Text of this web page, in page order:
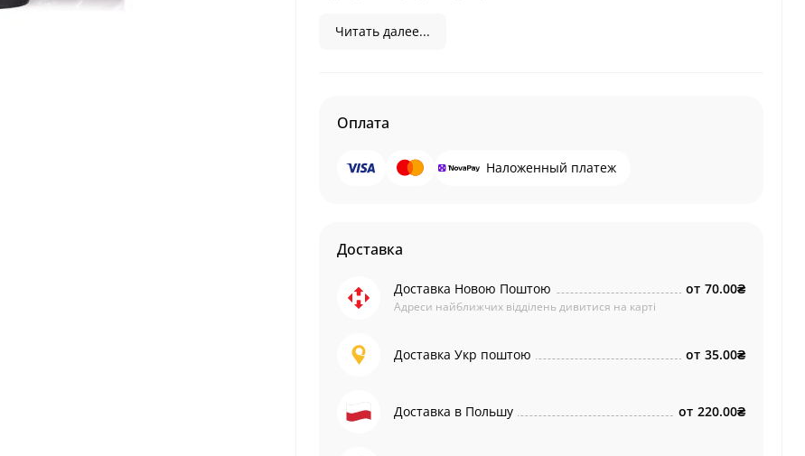
Читать далее...
Оплата
Наложенный платеж
Доставка
Доставка Новою Поштою
Адреси найближчих відділень дивитися на карті
от 70.00₴
Доставка Укр поштою от 35.00₴
Доставка в Польшу от 220.00₴